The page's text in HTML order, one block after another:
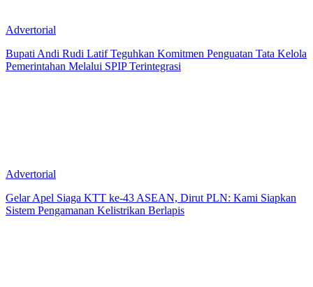
Advertorial
Bupati Andi Rudi Latif Teguhkan Komitmen Penguatan Tata Kelola
Pemerintahan Melalui SPIP Terintegrasi
Advertorial
Gelar Apel Siaga KTT ke-43 ASEAN, Dirut PLN: Kami Siapkan
Sistem Pengamanan Kelistrikan Berlapis